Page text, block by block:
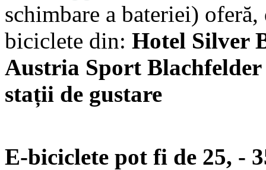
schimbare a bateriei) oferă,
biciclete din: Hotel Silver
Austria Sport Blachfelder
stații de gustare
E-biciclete pot fi de 25, -